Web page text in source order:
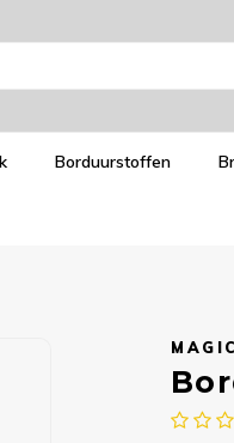
Borduurstoffen